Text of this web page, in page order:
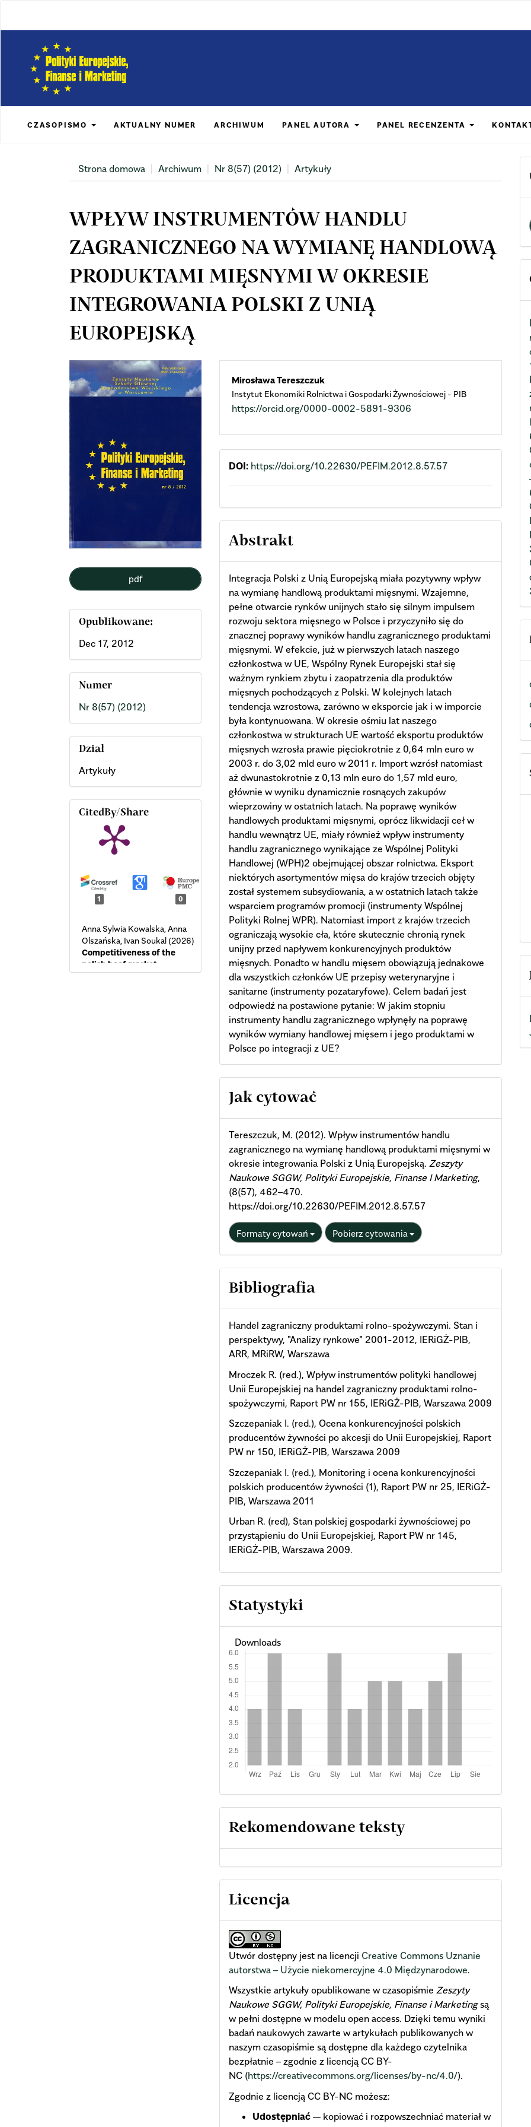
Content
Sidebar
CZASOPISMO AKTUALNY NUMER ARCHIWUM PANEL AUTORA PANEL RECENZENTA
Strona domowa Archiwum Nr 8(57) (2012) Artykuły
WPŁYW INSTRUMENTÓW HANDLU
ZAGRANICZNEGO NA WYMIANĘ HANDLOWĄ
PRODUKTAMI MIĘSNYMI W OKRESIE
INTEGROWANIA POLSKI Z UNIĄ
EUROPEJSKĄ
Article
Sidebar
pdf
Opublikowane:
Dec 17, 2012
Numer
Nr 8(57) (2012)
Dział
Artykuły
CitedBy/Share
1 0
Anna Sylwia Kowalska, Anna
Olszańska, Ivan Soukal (2026)
Competitiveness of the
polish beef market -
economic and
Main
Article
Content
Mirosława Tereszczuk
Instytut Ekonomiki Rolnictwa i Gospodarki Żywnościowej - PIB
https://orcid.org/0000-0002-5891-9306
DOI: https://doi.org/10.22630/PEFIM.2012.8.57.57
Abstrakt
Integracja Polski z Unią Europejską miała pozytywny wpływ
na wymianę handlową produktami mięsnymi. Wzajemne,
pełne otwarcie rynków unijnych stało się silnym impulsem
rozwoju sektora mięsnego w Polsce i przyczyniło się do
znacznej poprawy wyników handlu zagranicznego produktami
mięsnymi. W efekcie, już w pierwszych latach naszego
członkostwa w UE, Wspólny Rynek Europejski stał się
ważnym rynkiem zbytu i zaopatrzenia dla produktów
mięsnych pochodzących z Polski. W kolejnych latach
tendencja wzrostowa, zarówno w eksporcie jak i w imporcie
była kontynuowana. W okresie ośmiu lat naszego
członkostwa w strukturach UE wartość eksportu produktów
mięsnych wzrosła prawie pięciokrotnie z 0,64 mln euro w
2003 r. do 3,02 mld euro w 2011 r. Import wzrósł natomiast
aż dwunastokrotnie z 0,13 mln euro do 1,57 mld euro,
głównie w wyniku dynamicznie rosnących zakupów
wieprzowiny w ostatnich latach. Na poprawę wyników
handlowych produktami mięsnymi, oprócz likwidacji ceł w
handlu wewnątrz UE, miały również wpływ instrumenty
handlu zagranicznego wynikające ze Wspólnej Polityki
Handlowej (WPH)2 obejmującej obszar rolnictwa. Eksport
niektórych asortymentów mięsa do krajów trzecich objęty
został systemem subsydiowania, a w ostatnich latach także
wsparciem programów promocji (instrumenty Wspólnej
Polityki Rolnej WPR). Natomiast import z krajów trzecich
ograniczają wysokie cła, które skutecznie chronią rynek
unijny przed napływem konkurencyjnych produktów
mięsnych. Ponadto w handlu mięsem obowiązują jednakowe
dla wszystkich członków UE przepisy weterynaryjne i
sanitarne (instrumenty pozataryfowe). Celem badań jest
odpowiedź na postawione pytanie: W jakim stopniu
instrumenty handlu zagranicznego wpłynęły na poprawę
wyników wymiany handlowej mięsem i jego produktami w
Polsce po integracji z UE?
Article
Details
Jak cytować
Tereszczuk, M. (2012). Wpływ instrumentów handlu
zagranicznego na wymianę handlową produktami mięsnymi w
okresie integrowania Polski z Unią Europejską.Zeszyty
Naukowe SGGW, Polityki Europejskie, Finanse I Marketing,
(8(57), 462–470.
https://doi.org/10.22630/PEFIM.2012.8.57.57
Formaty cytowań Pobierz cytowania
Bibliografia
Handel zagraniczny produktami rolno-spożywczymi. Stan i
perspektywy, "Analizy rynkowe" 2001-2012, IERiGŻ-PIB,
ARR, MRiRW, Warszawa
Mroczek R. (red.), Wpływ instrumentów polityki handlowej
Unii Europejskiej na handel zagraniczny produktami rolno-
spożywczymi, Raport PW nr 155, IERiGŻ-PIB, Warszawa 2009
Szczepaniak I. (red.), Ocena konkurencyjności polskich
producentów żywności po akcesji do Unii Europejskiej, Raport
PW nr 150, IERiGŻ-PIB, Warszawa 2009
Szczepaniak I. (red.), Monitoring i ocena konkurencyjności
polskich producentów żywności (1), Raport PW nr 25, IERiGŻ-
PIB, Warszawa 2011
Urban R. (red), Stan polskiej gospodarki żywnościowej po
przystąpieniu do Unii Europejskiej, Raport PW nr 145,
IERiGŻ-PIB, Warszawa 2009.
Statystyki
Downloads
Rekomendowane teksty
Licencja
Utwór dostępny jest na licencji Creative Commons Uznanie
autorstwa – Użycie niekomercyjne 4.0 Międzynarodowe.
Wszystkie artykuły opublikowane w czasopiśmieZeszyty
Naukowe SGGW, Polityki Europejskie, Finanse i Marketingsą
w pełni dostępne w modelu open access. Dzięki temu wyniki
badań naukowych zawarte w artykułach publikowanych w
naszym czasopiśmie są dostępne dla każdego czytelnika
bezpłatnie – zgodnie z licencją CC BY-
NC (https://creativecommons.org/licenses/by-nc/4.0/).
Zgodnie z licencją CC BY-NC możesz:
Udostępniać — kopiować i rozpowszechniać materiał w